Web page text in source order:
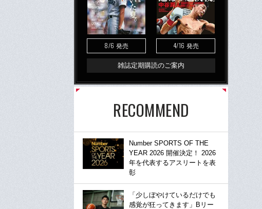
8/6 発売 4/16 発売
雑誌定期購読のご案内
RECOMMEND
Number SPORTS OF THE
YEAR 2026 開催決定！ 2026
年を代表するアスリートを表
彰
「少しぼやけているだけでも
感覚が狂ってきます」Bリー